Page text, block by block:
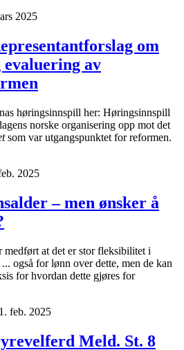
2025
om
evaluering av
høringsinnspill her: Høringsinnspill
norske organisering opp mot det
som var utgangspunktet for reformen.
2025
– men ønsker å
medført at det er stor fleksibilitet i
også for lønn over dette, men de kan
for hvordan dette gjøres for
1. feb. 2025
Meld. St. 8